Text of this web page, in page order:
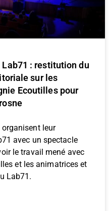
Lab71 : restitution du
sur les
Ecoutilles pour
organisent leur
avec un spectacle
le travail mené avec
et les animatrices et
Lab71.